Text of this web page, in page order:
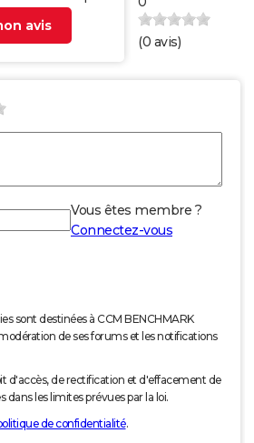
avis
(0 avis)
Vous êtes membre ?
Connectez-vous
sont destinées à CCM BENCHMARK
de ses forums et les notifications
d'accès, de rectification et d'effacement de
dans les limites prévues par la loi.
de confidentialité.